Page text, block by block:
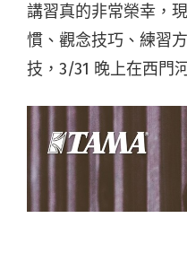
講習真的非常榮幸，
慣、觀念技巧、練習
技，3/31 晚上在西門